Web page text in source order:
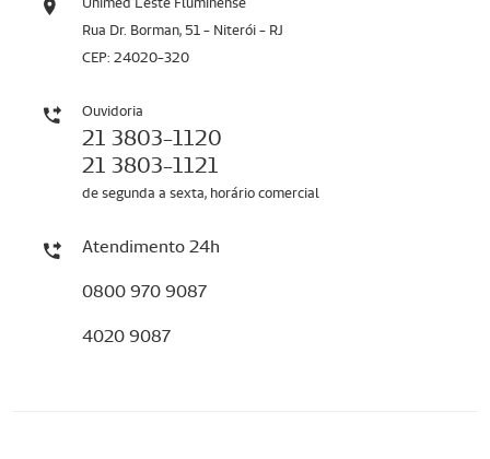
Rua Dr. Borman, 51 - Niterói - RJ
CEP: 24020-320
Ouvidoria
21 3803-1120
21 3803-1121
de segunda a sexta, horário comercial
Atendimento 24h
0800 970 9087
4020 9087